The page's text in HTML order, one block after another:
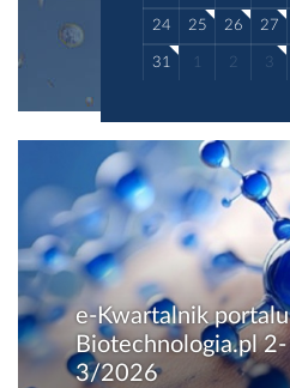
24 25 26 27
31 1 2 3
e-Kwartalnik portalu
Biotechnologia.pl 2-
3/2026